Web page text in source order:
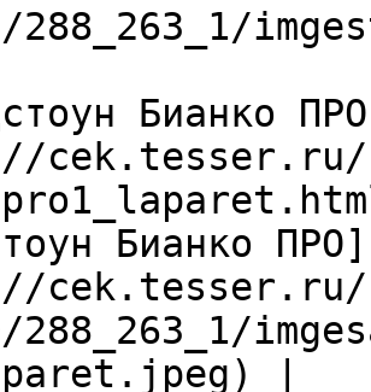
288_263_1/
Бианко
cek.tesser.ru/
Бианко ПРО]
cek.tesser.ru/
288_263_1/
|